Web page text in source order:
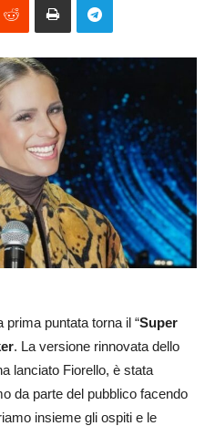
puntata torna il “Super
. La versione rinnovata dello
lanciato Fiorello, è stata
da parte del pubblico facendo
insieme gli ospiti e le